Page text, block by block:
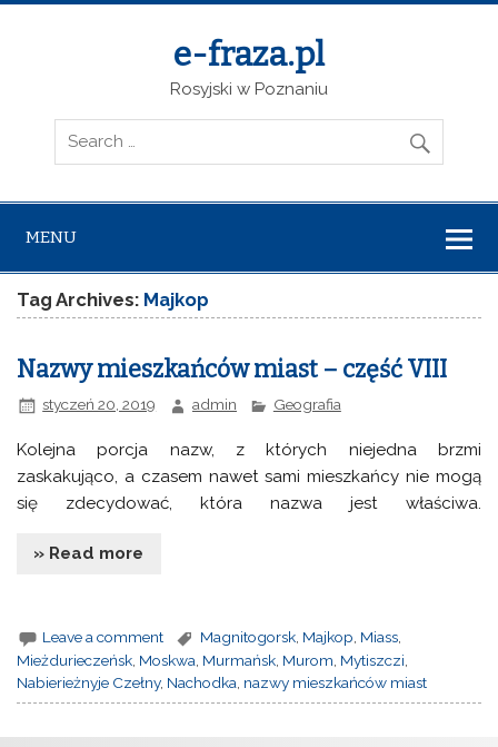
e-fraza.pl
Rosyjski w Poznaniu
MENU
Tag Archives: Majkop
Nazwy mieszkańców miast – część VIII
styczeń 20, 2019 admin Geografia
Kolejna porcja nazw, z których niejedna brzmi
zaskakująco, a czasem nawet sami mieszkańcy nie mogą
się zdecydować, która nazwa jest właściwa.
» Read more
Leave a comment Magnitogorsk Majkop Miass
Mieżdurieczeńsk, Moskwa, Murmańsk, Murom, Mytiszczi,
Nabierieżnyje Czełny, Nachodka, nazwy mieszkańców miast